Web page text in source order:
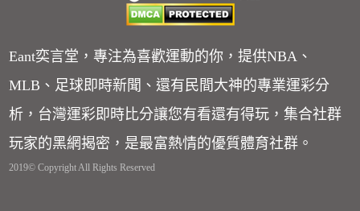
Eant奕言堂，專注為喜歡運動的你，提供NBA、
MLB、足球即時新聞、還有民間大神的專業運彩分
析，台灣運彩即時比分讓您有看還有得玩，集合社群
玩家的黑網揭密，是最富熱情的優質體育社群。
2019© Copyright All Rights Reserved